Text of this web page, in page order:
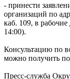
- принести
организаций по
каб. 109, в
14:00).
Консультацию по
можно получить
Пресс-служба